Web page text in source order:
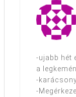
-ujabb hét
a
-
-